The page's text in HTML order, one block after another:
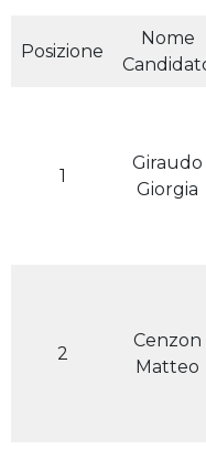
Posizione
Nome
1
Giraudo
Giorgia
2
Cenzon
Matteo